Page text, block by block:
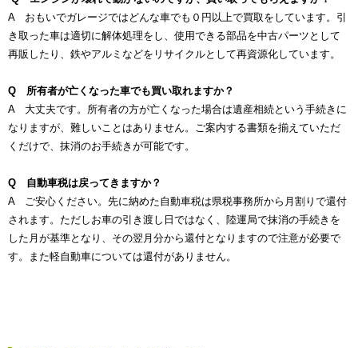
A おもいでガレージではどんな車でも０円以上で買取をしています。引
き取った車は適切に解体処理をし、使用できる部品を中古パーツとして
再販したり、鉄やアルミなどをリサイクルとして再資源化しています。
Q 所有者が亡くなった車でも買い取れますか？
A 大丈夫です。所有者の方が亡くなった場合は遺産相続という手続きに
なりますが、難しいことはありません。ご案内する書類を揃えていただ
くだけで、抹消のお手続きが可能です。
Q 自動車税は戻ってきますか？
A ご安心ください。先に納めた自動車税は県税事務所から月割りで還付
されます。ただしお車の引き渡し日ではなく、陸運局で抹消の手続きを
した月が基準となり、その翌月分から還付となりますので注意が必要で
す。また軽自動車については還付がありません。